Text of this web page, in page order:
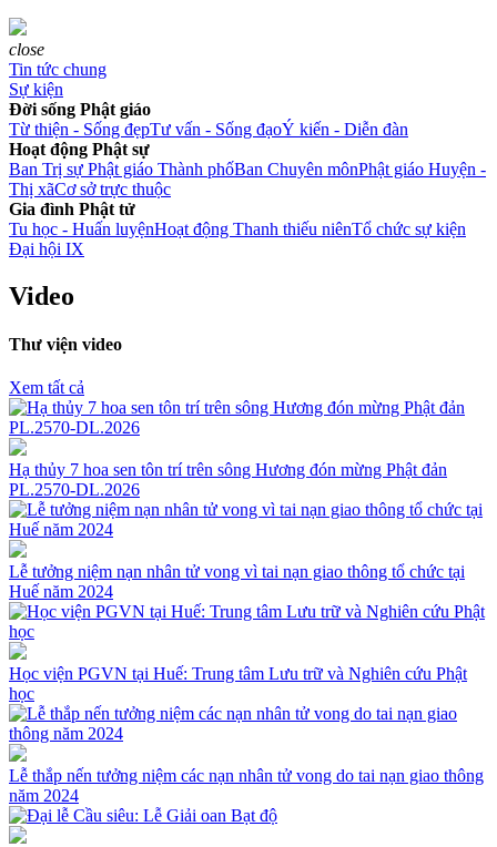
close
Tin tức chung
Sự kiện
Đời sống Phật giáo
Từ thiện - Sống đẹpTư vấn - Sống đạoÝ kiến - Diễn đàn
Hoạt động Phật sự
Ban Trị sự Phật giáo Thành phốBan Chuyên mônPhật giáo Huyện -
Thị xãCơ sở trực thuộc
Gia đình Phật tử
Tu học - Huấn luyệnHoạt động Thanh thiếu niênTổ chức sự kiện
Đại hội IX
Video
Thư viện video
Xem tất cả
Hạ thủy 7 hoa sen tôn trí trên sông Hương đón mừng Phật đản
PL.2570-DL.2026
Lễ tưởng niệm nạn nhân tử vong vì tai nạn giao thông tổ chức tại
Huế năm 2024
Học viện PGVN tại Huế: Trung tâm Lưu trữ và Nghiên cứu Phật
học
Lễ thắp nến tưởng niệm các nạn nhân tử vong do tai nạn giao thông
năm 2024